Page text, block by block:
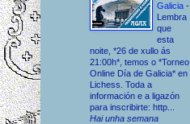
Galicia -
Lembra
que
esta
noite, *26 de xullo ás
21:00h*, temos o *Torneo
Online Día de Galicia* en
Lichess. Toda a
información e a ligazón
para inscribirte: http...
Hai unha semana